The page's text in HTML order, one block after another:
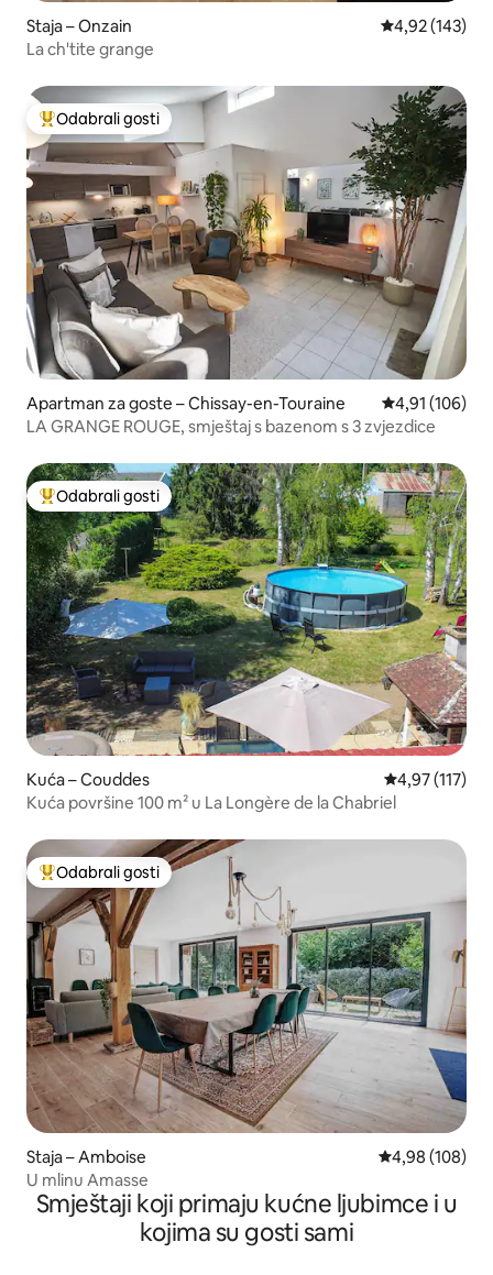
Staja – Onzain Prosječna
4,92 (143)
La ch'tite grange
Među najviše rangiranima s oznakom „Odabrali gosti”
Odabrali gosti
Apartman za goste – Chissay-en-Touraine Prosječna
4,91 (106)
LA GRANGE ROUGE, smještaj s bazenom s 3 zvjezdice
Među najviše rangiranima s oznakom „Odabrali gosti”
Odabrali gosti
Kuća – Couddes Prosječna
4,97 (117)
Kuća površine 100 m² u La Longère de la Chabriel
Među najviše rangiranima s oznakom „Odabrali gosti”
Odabrali gosti
Staja – Amboise Prosječna
4,98 (108)
U mlinu Amasse
Smještaji koji primaju kućne ljubimce i u
kojima su gosti sami